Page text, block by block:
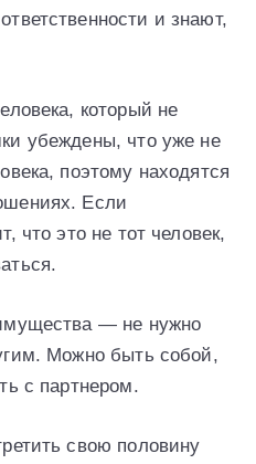
и знают,
который не
убеждены, что уже не
поэтому находятся
Если
что это не тот человек,
— не нужно
Можно быть собой,
с партнером.
свою половину